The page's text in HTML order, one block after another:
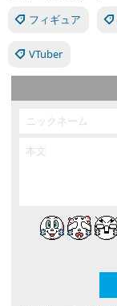
フィギュア
VTuber